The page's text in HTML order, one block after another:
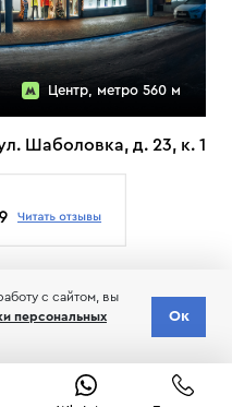
Центр, метро 560 м
Шаболовка, д. 23, к. 1
с сайтом, вы
персональных
Ок